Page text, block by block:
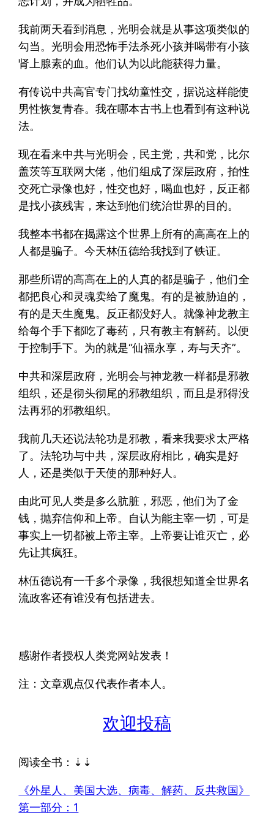
我前两天看到消息，光明会就是从事这项类似的
勾当。光明会用恐怖手法杀死小孩并喝带有小孩
肾上腺素的血。他们认为以此能获得力量。
有传说中共高官专门找幼童性交，据说这样能使
男性恢复青春。我在哪本古书上也看到有这种说
法。
现在看来中共与光明会，民主党，共和党，比尔
盖茨等互联网大佬，他们组成了深层政府，拍性
交死亡录像也好，性交也好，喝血也好，反正都
是找小孩残害，来达到他们统治世界的目的。
我整本书都在揭露这个世界上所有的高高在上的
人都是骗子。今天林伍德给我找到了铁证。
那些所谓的高高在上的人真的都是骗子，他们全
都把良心和灵魂卖给了魔鬼。有的是被胁迫的，
有的是天生魔鬼。反正都没好人。就像神龙教主
给每个手下都吃了毒药，只有教主有解药。以便
于控制手下。为的就是“仙福永享，寿与天齐”。
中共和深层政府，光明会与神龙教一样都是邪教
组织，还是彻头彻尾的邪教组织，而且是邪得没
法再邪的邪教组织。
我前几天还说法轮功是邪教，看来我要求太严格
了。法轮功与中共，深层政府相比，确实是好
人，还是类似于天使的那种好人。
由此可见人类是多么肮脏，邪恶，他们为了金
钱，抛弃信仰和上帝。自认为能主宰一切，可是
事实上一切都被上帝主宰。上帝要让谁灭亡，必
先让其疯狂。
林伍德说有一千多个录像，我很想知道全世界名
流政客还有谁没有包括进去。
感谢作者授权人类党网站发表！
注：文章观点仅代表作者本人。
欢迎投稿
阅读全书：⇣⇣
《外星人、美国大选、病毒、解药、反共救国》
第一部分：1